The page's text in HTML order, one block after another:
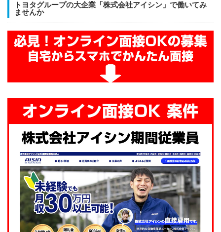
トヨタグループの大企業「株式会社アイシン」で働いてみ
ませんか